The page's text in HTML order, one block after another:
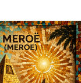
إلى
المحتوى